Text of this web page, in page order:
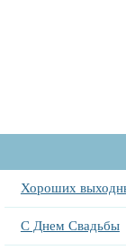
Хороших
С Днем Свадьбы